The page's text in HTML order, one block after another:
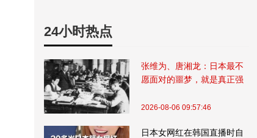
24小时热点
张维为、唐湘龙：日本最不
愿面对的噩梦，就是真正强
2026-08-06 09:57:46
日本女网红在韩国直播时自